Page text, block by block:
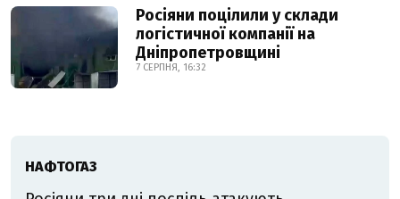
Росіяни поцілили у склади
логістичної компанії на
Дніпропетровщині
7 СЕРПНЯ, 16:32
НАФТОГАЗ